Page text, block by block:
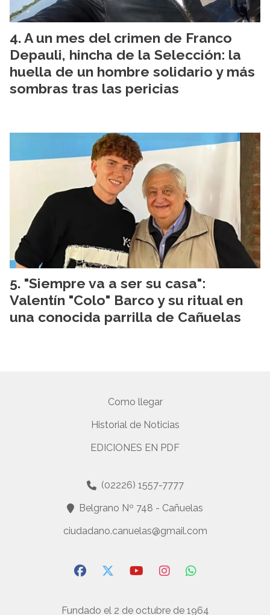
A un mes del crimen de Franco
Depauli, hincha de la Selección: la
huella de un hombre solidario y más
sombras tras las pericias
"Siempre va a ser su casa":
Valentín "Colo" Barco y su ritual en
una conocida parrilla de Cañuelas
Como llegar
Historial de Noticias
EDICIONES EN PDF
Fundado el 2 de octubre de 1964
(02226) 1557-7777
Belgrano Nº 748 - Cañuelas
ciudadano.canuelas@gmail.com